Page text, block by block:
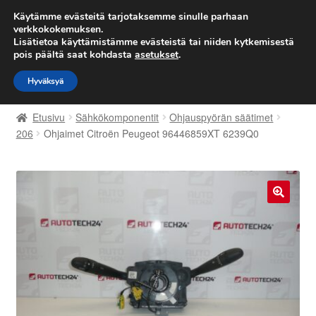
TOIMITUS alkaen 7 EUR
Siirry
navigointiin
Siirry
sisältöön
Etusivu
Kärry
Maksut
Etusivu Sähkökomponentit
Ohjauspyörän säätimet
206
Ohjaimet Citroën Peugeot 96446859XT 6239Q0
Käytämme evästeitä tarjotaksemme sinulle parhaan
verkkokokemuksen.
Lisätietoa käyttämistämme evästeistä tai niiden kytkemisestä
pois päältä saat kohdasta asetukset.
Hyväksyä